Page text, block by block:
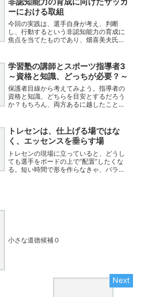
ーにおける取組
今回の実践は、選手自身が考え、判断
し、行動するという非認知能力の育成に
焦点を当てたものであり、畑喜美夫氏の
極めて意義深い取り組みであると評価で
きます。特に、「自分たちで...
学習塾の講師とスポーツ指導者3
～資格と知識、どっちが必要？～
保護者目線から考えてみよう。指導者の
資格と知識、どちらを目安とするだろう
か？もちろん、両方あるに越したことは
用の規準ではないか。あるコーチは何の
資格もないまま、これまで...
トレセンは、仕上げる場ではな
く、エッセンスを垂らす場
トレセンの現場に立っていると、どうし
ても選手をボードの上で“配置”したくな
る。短い時間で形を作らなきゃ、バラバ
小さな道徳候補０